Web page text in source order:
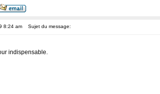
8:24 am Sujet du message:
indispensable.